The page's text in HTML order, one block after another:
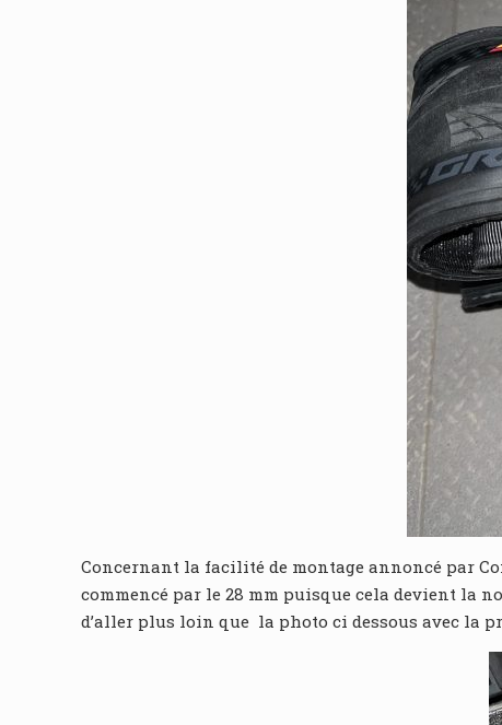
Concernant la facilité de montage annoncé par
commencé par le 28 mm puisque cela devient la
d’aller plus loin que la photo ci dessous avec la